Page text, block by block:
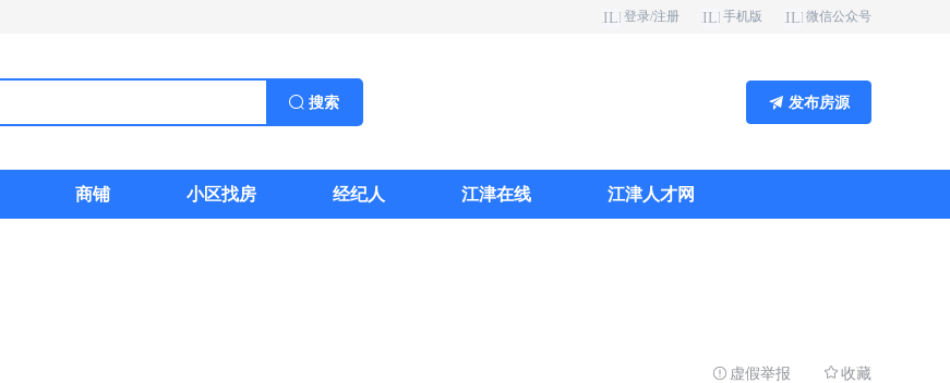
FAILED登录/注册 FAILED手机版 FAILED微信公众号
搜索 发布房源
商铺 小区找房 经纪人 江津在线 江津人才网
虚假举报 收藏